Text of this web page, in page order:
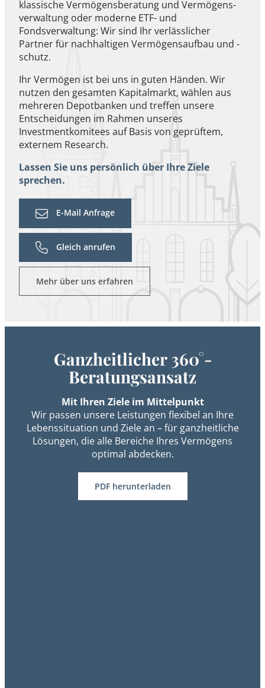
klassische Vermögens­beratung und Vermögens­
verwaltung oder moderne ETF- und
Fondsverwaltung: Wir sind Ihr verlässlicher
Partner für nachhaltigen Vermögensaufbau und -
schutz.
Ihr Vermögen ist bei uns in guten Händen. Wir
nutzen den gesamten Kapitalmarkt, wählen aus
mehreren Depotbanken und treffen unsere
Entscheidungen im Rahmen unseres
Investmentkomitees auf Basis von geprüftem,
externem Research.
Lassen Sie uns persönlich über Ihre Ziele
sprechen.
E-Mail Anfrage
Gleich anrufen
Mehr über uns erfahren
Ganzheitlicher 360°-
Beratungsansatz
Mit Ihren Ziele im Mittelpunkt
Wir passen unsere Leistungen flexibel an Ihre
Lebenssituation und Ziele an – für ganzheitliche
Lösungen, die alle Bereiche Ihres Vermögens
optimal abdecken.
PDF herunterladen